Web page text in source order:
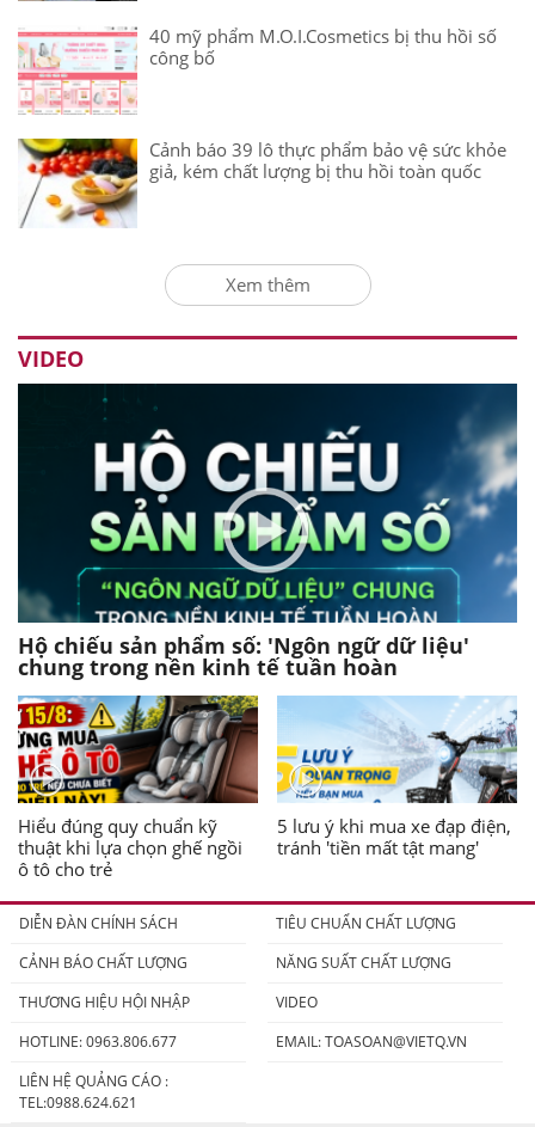
40 mỹ phẩm M.O.I.Cosmetics bị thu hồi số
công bố
Cảnh báo 39 lô thực phẩm bảo vệ sức khỏe
giả, kém chất lượng bị thu hồi toàn quốc
Xem thêm
VIDEO
Hộ chiếu sản phẩm số: 'Ngôn ngữ dữ liệu'
chung trong nền kinh tế tuần hoàn
Hiểu đúng quy chuẩn kỹ
thuật khi lựa chọn ghế ngồi
ô tô cho trẻ
5 lưu ý khi mua xe đạp điện,
tránh 'tiền mất tật mang'
DIỄN ĐÀN CHÍNH SÁCH
TIÊU CHUẨN CHẤT LƯỢNG
CẢNH BÁO CHẤT LƯỢNG
NĂNG SUẤT CHẤT LƯỢNG
THƯƠNG HIỆU HỘI NHẬP
VIDEO
HOTLINE: 0963.806.677
EMAIL:TOASOAN@VIETQ.VN
LIÊN HỆ QUẢNG CÁO :
TEL:0988.624.621